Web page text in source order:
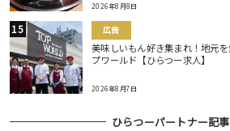
2026年8月8日
広告
美味しいもん好き集まれ！地元
プワールド【ひらつー求人】
2026年8月7日
ひらつーパートナー記